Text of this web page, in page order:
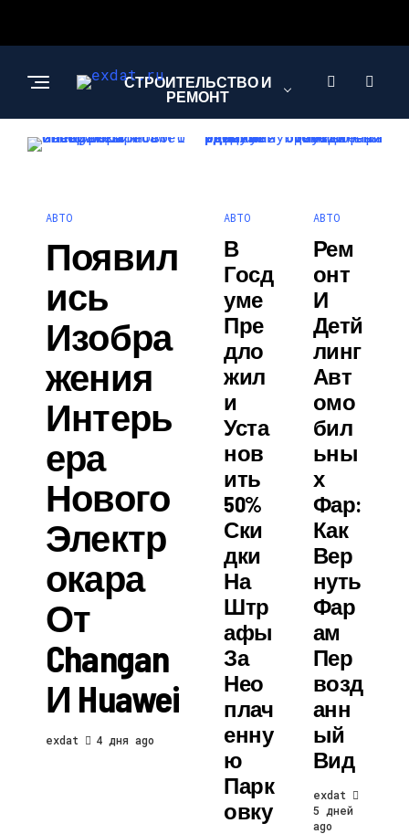
СТРОИТЕЛЬСТВО И
РЕМОНТ
АВТО
Появил
Ись
Изобра
Жения
Интерь
Ера
Нового
Электр
Окара
От
Changan
И Huawei
exdat 4 дня ago
АВТО
В
Госд
Уме
Пре
Дло
Жил
И
Уста
Нов
Ить
50%
Ски
Дки
На
Штр
Афы
За
Нео
Плач
Енну
Ю
Парк
Овку
АВТО
Рем
Онт
И
Детй
Линг
Авт
Омо
Бил
Ьны
Х
Фар:
Как
Вер
Нуть
Фар
Ам
Пер
Возд
Анн
Ый
Вид
exdat
5 дней
ago